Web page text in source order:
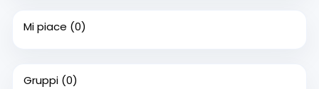
Mi piace (0)
Gruppi (0)